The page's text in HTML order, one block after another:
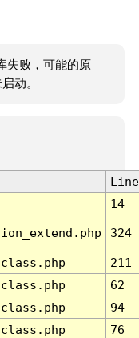
失败，可能的原
动。
Line
14
324
211
62
94
76